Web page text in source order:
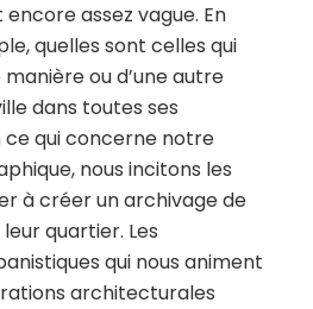
assez vague. En
quelles sont celles qui
manière ou d’une autre
dans toutes ses
ce qui concerne notre
nous incitons les
à créer un archivage de
quartier. Les
qui nous animent
architecturales